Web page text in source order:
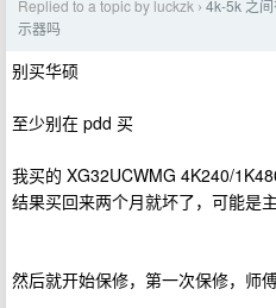
Replied to a topic by luckzk › 4k-5k 之
示器吗
别买华硕
至少别在 pdd 买
我买的 XG32UCWMG 4K240/
结果买回来两个月就坏了，可能是
然后就开始保修，第一次保修，师